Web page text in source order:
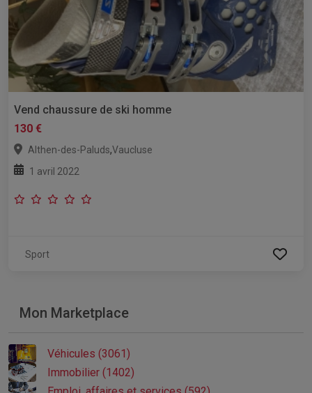
Vend chaussure de ski homme
130 €
Althen-des-Paluds,Vaucluse
1 avril 2022
Sport
Mon Marketplace
Véhicules (3061)
Immobilier (1402)